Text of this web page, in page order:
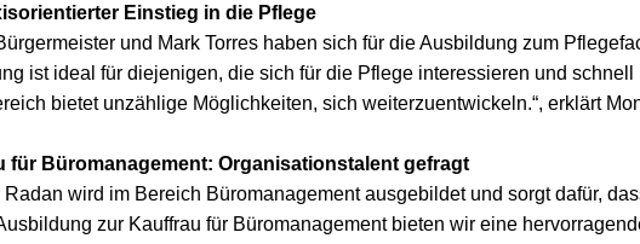
Einstieg in die Pflege
und Mark Torres haben sich für die Ausbildung zum
ist ideal für diejenigen, die sich für die Pflege interessieren und
bietet unzählige Möglichkeiten, sich weiterzuentwickeln.“, erklärt
für Büromanagement: Organisationstalent gefragt
wird im Bereich Büromanagement ausgebildet und sorgt dafür,
zur Kauffrau für Büromanagement bieten wir eine